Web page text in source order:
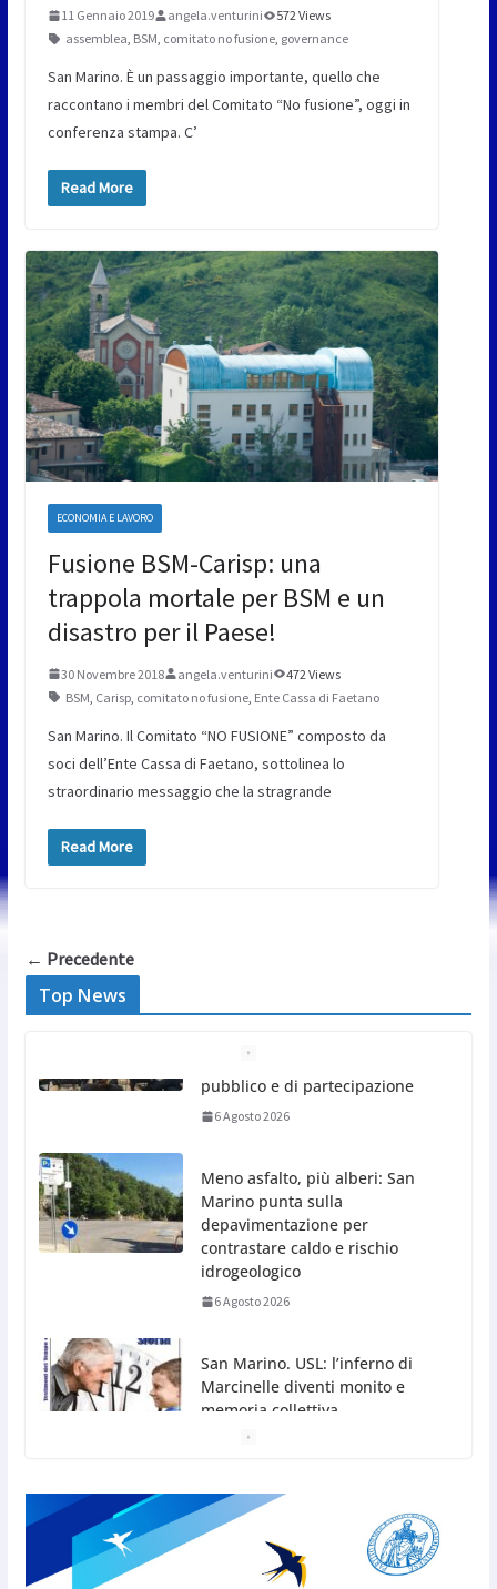
11 Gennaio 2019 angela.venturini
572 Views
assemblea, BSM, comitato no fusione, governance
San Marino. È un passaggio importante, quello che
raccontano i membri del Comitato “No fusione”, oggi in
conferenza stampa. C’
Read More
ECONOMIA E LAVORO
Fusione BSM-Carisp: una
trappola mortale per BSM e un
disastro per il Paese!
30 Novembre 2018 angela.venturini
472 Views
BSM Carisp, comitato no fusione, Ente Cassa di Faetano
San Marino. Il Comitato “NO FUSIONE” composto da
soci dell’Ente Cassa di Faetano, sottolinea lo
straordinario messaggio che la stragrande
Read More
← Precedente
Top News
Marino punta sulla
contrastare caldo e rischio
idrogeologico
6 Agosto 2026
Marcinelle diventi monito e
6 Agosto 2026
Protezione Civile San Marino.
Incendi boschivi: attivazione